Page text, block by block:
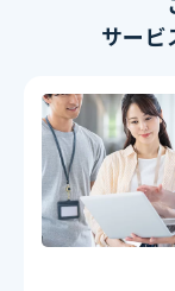
サービ